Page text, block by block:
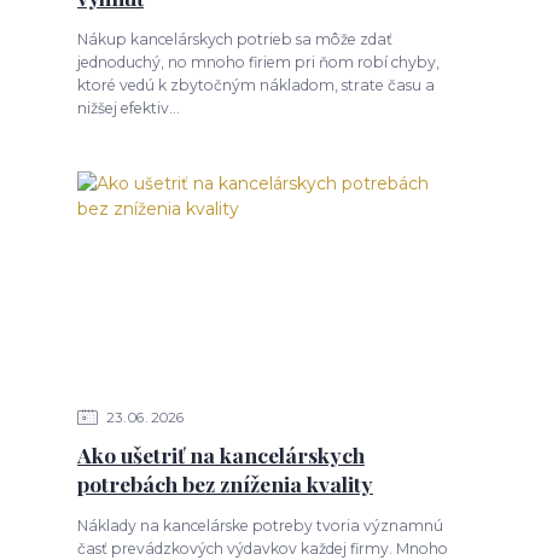
Nákup kancelárskych potrieb sa môže zdať
jednoduchý, no mnoho firiem pri ňom robí chyby,
ktoré vedú k zbytočným nákladom, strate času a
nižšej efektiv...
23 06 2026
Ako ušetriť na kancelárskych
potrebách bez zníženia kvality
Náklady na kancelárske potreby tvoria významnú
časť prevádzkových výdavkov každej firmy. Mnoho